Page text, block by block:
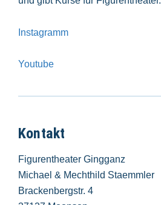
Instagramm
Youtube
Kontakt
Figurentheater Gingganz
Michael & Mechthild Staemmler
Brackenbergstr. 4